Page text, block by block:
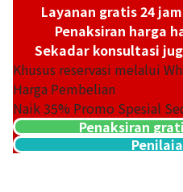
Layanan gratis 24
Penaksiran harga
Sekadar konsultasi
Khusus reservasi melalui
Harga Pembelian
Naik35% Promo Spesial
Penaksiran